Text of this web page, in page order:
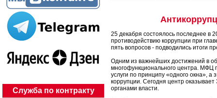
Служба по контракту
25 декабря состоялось последнее в
противодействию коррупции при
пять вопросов - подводились итоги
Одним из важнейших достижений в
многофункционального центра. МФЦ
услуги по принципу «одного окна», а
коррупции. Сегодня центр
органами власти.